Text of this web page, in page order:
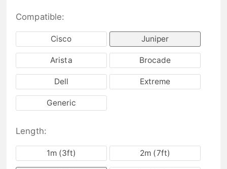
Compatible:
Cisco Juniper
Arista Brocade
Dell Extreme
Generic
Length:
1m (3ft) 2m (7ft)